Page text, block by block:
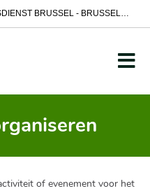
GEWESTELIJKE OVERHEIDSDIENST BRUSSEL - BRUSSEL MOBILITEIT
of evenement voor het